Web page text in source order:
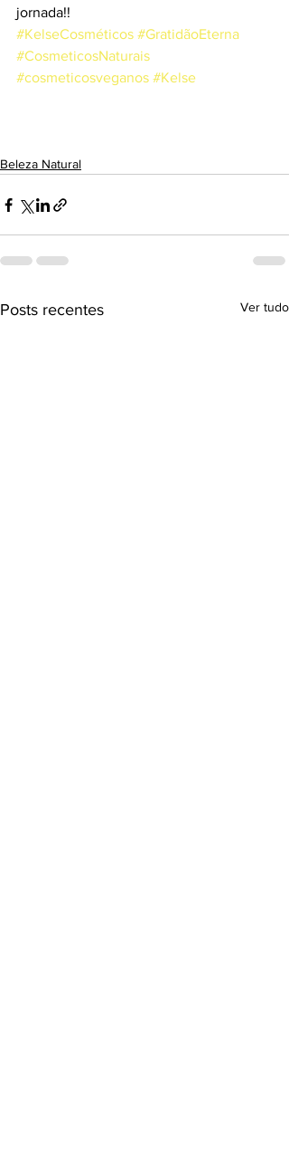
jornada!!
#KelseCosméticos #GratidãoEterna
#CosmeticosNaturais
#cosmeticosveganos #Kelse
Beleza Natural
Posts recentes Ver tudo